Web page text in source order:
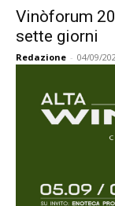
Vinòforum
sette giorni
Redazione - 04/09/